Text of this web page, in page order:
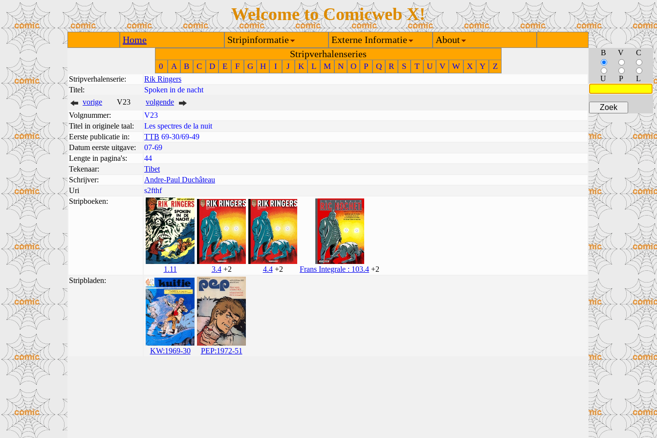
Welcome to Comicweb X!
Home Stripinformatie Externe Informatie
About
Stripverhalenseries
0 A B C D E F G H I J K L M N O P Q R S T U V W X Y Z
Stripverhalenserie:
Rik Ringers
Titel:
Spoken in de nacht
vorige
V23
volgende
Volgnummer:
V23
Titel in originele taal:
Les spectres de la nuit
Eerste publicatie in:
TTB 69-30/69-49
Datum eerste uitgave:
07-69
Lengte in pagina's:
44
Tekenaar:
Tibet
Schrijver:
Andre-Paul Duchâteau
Uri
s2fthf
Stripboeken:
1.11 3.4+2 4.4+2 Frans Integrale : 103.4 +2
Stripbladen:
KW:1969-30 PEP:1972-51
B V C
U P L